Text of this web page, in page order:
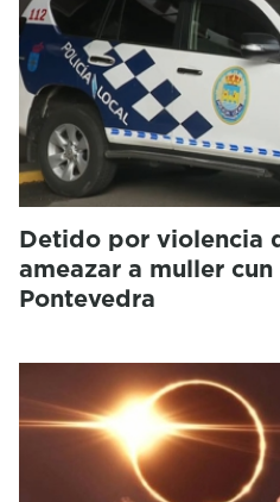
Detido por violencia
ameazar a muller
Pontevedra